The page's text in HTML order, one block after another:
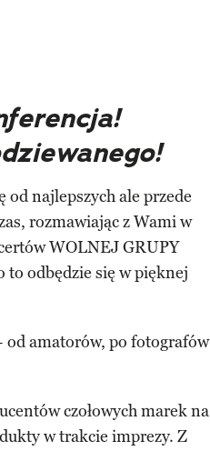
od najlepszych ale przede
rozmawiając z Wami w
WOLNEJ GRUPY
odbędzie się w pięknej
od amatorów, po fotografów
czołowych marek na
w trakcie imprezy. Z